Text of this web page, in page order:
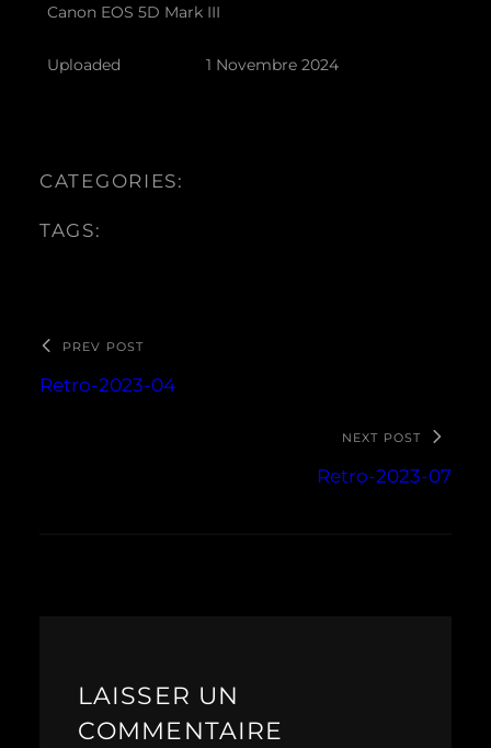
Canon EOS 5D Mark III
Uploaded 1 Novembre 2024
CATEGORIES:
TAGS:
PREV POST
Retro-2023-04
NEXT POST
Retro-2023-07
LAISSER UN
COMMENTAIRE